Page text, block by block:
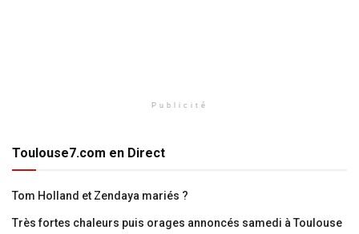
Publicité
Toulouse7.com en Direct
Tom Holland et Zendaya mariés ?
Très fortes chaleurs puis orages annoncés samedi à Toulouse